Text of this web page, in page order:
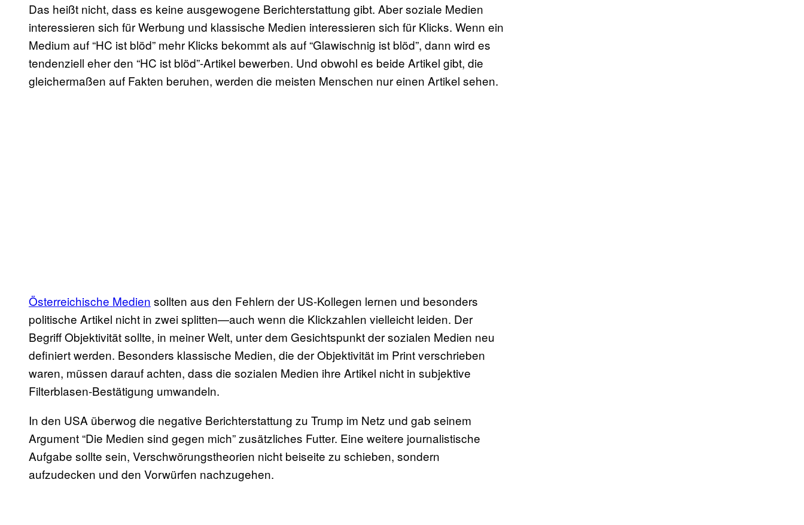
Das heißt nicht, dass es keine ausgewogene Berichterstattung gibt. Aber soziale Medien
interessieren sich für Werbung und klassische Medien interessieren sich für Klicks. Wenn ein
Medium auf “HC ist blöd” mehr Klicks bekommt als auf “Glawischnig ist blöd”, dann wird es
tendenziell eher den “HC ist blöd”-Artikel bewerben. Und obwohl es beide Artikel gibt, die
gleichermaßen auf Fakten beruhen, werden die meisten Menschen nur einen Artikel sehen.
Österreichische Medien sollten aus den Fehlern der US-Kollegen lernen und besonders
politische Artikel nicht in zwei splitten—auch wenn die Klickzahlen vielleicht leiden. Der
Begriff Objektivität sollte, in meiner Welt, unter dem Gesichtspunkt der sozialen Medien neu
definiert werden. Besonders klassische Medien, die der Objektivität im Print verschrieben
waren, müssen darauf achten, dass die sozialen Medien ihre Artikel nicht in subjektive
Filterblasen-Bestätigung umwandeln.
In den USA überwog die negative Berichterstattung zu Trump im Netz und gab seinem
Argument “Die Medien sind gegen mich” zusätzliches Futter. Eine weitere journalistische
Aufgabe sollte sein, Verschwörungstheorien nicht beiseite zu schieben, sondern
aufzudecken und den Vorwürfen nachzugehen.